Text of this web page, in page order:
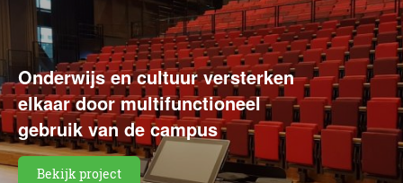
Onderwijs en cultuur versterken
elkaar door multifunctioneel
gebruik van de campus
Bekijk project